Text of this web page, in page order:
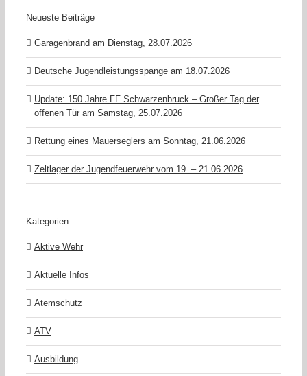
Neueste Beiträge
Garagenbrand am Dienstag, 28.07.2026
Deutsche Jugendleistungsspange am 18.07.2026
Update: 150 Jahre FF Schwarzenbruck – Großer Tag der
offenen Tür am Samstag, 25.07.2026
Rettung eines Mauerseglers am Sonntag, 21.06.2026
Zeltlager der Jugendfeuerwehr vom 19. – 21.06.2026
Kategorien
Aktive Wehr
Aktuelle Infos
Atemschutz
ATV
Ausbildung